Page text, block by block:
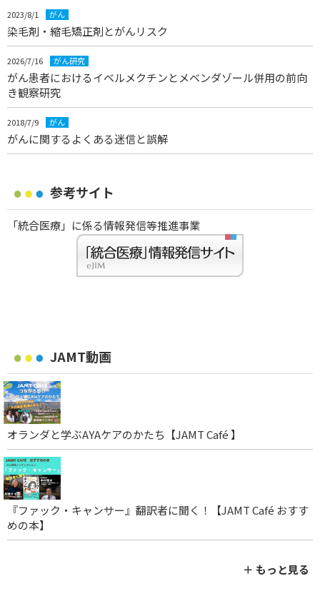
2023/8/1 がん
染毛剤・縮毛矯正剤とがんリスク
2026/7/16 がん研究
がん患者におけるイベルメクチンとメベンダゾール併用の前向
き観察研究
2018/7/9 がん
がんに関するよくある迷信と誤解
参考サイト
「統合医療」に係る情報発信等推進事業
JAMT動画
オランダと学ぶAYAケアのかたち【JAMT Café 】
『ファック・キャンサー』翻訳者に聞く！【JAMT Café おすす
めの本】
＋ もっと見る